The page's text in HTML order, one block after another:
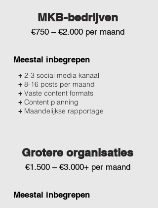
MKB-bedrijven
€750 – €2.000 per maand
Meestal inbegrepen
+ 2-3 social media kanaal
+ 8-16 posts per maand
+ Vaste content formats
+ Content planning
+ Maandelijkse rapportage
Grotere organisaties
€1.500 – €3.000+ per maand
Meestal inbegrepen